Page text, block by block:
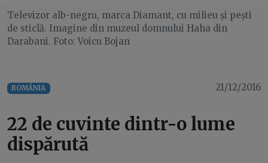
Televizor alb-negru, marca Diamant, cu milieu și pești
de sticlă. Imagine din muzeul domnului Haha din
Darabani. Foto: Voicu Bojan
ROMÂNIA 21/12/2016
22 de cuvinte dintr-o lume
dispărută